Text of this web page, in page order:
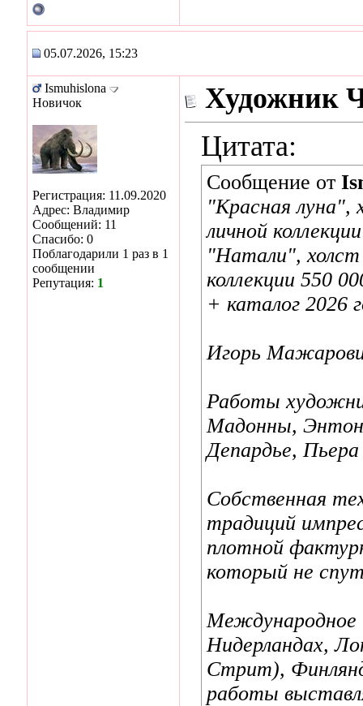
05.07.2026, 15:23
Ismuhislona
Новичок
Регистрация: 11.09.2020
Адрес: Владимир
Сообщений: 11
Спасибо: 0
Поблагодарили 1 раз в 1
сообщении
Репутация: 1
Художник
Цитата:
Сообщение от
"Красная луна",
личной
"Натали", холст
коллекции 550
+ каталог 2026
Игорь
Работы
Мадонны,
Депардье,
Собственная
традиций
плотной
который не
Международное
Нидерландах,
Стрит),
работы